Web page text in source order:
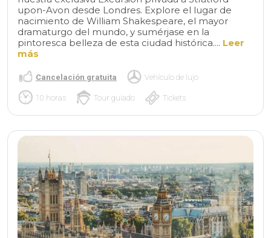
upon-Avon desde Londres. Explore el lugar de
nacimiento de William Shakespeare, el mayor
dramaturgo del mundo, y sumérjase en la
pintoresca belleza de esta ciudad histórica.... Leer
más
Cancelación gratuita Vehículo de lujo
10 horas Tour guiado Tickets